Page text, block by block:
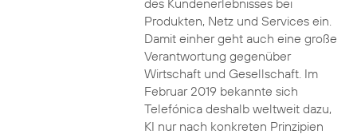
des Kundenerlebnisses bei
Produkten, Netz und Services ein.
Damit einher geht auch eine große
Verantwortung gegenüber
Wirtschaft und Gesellschaft. Im
Februar 2019 bekannte sich
Telefónica deshalb weltweit dazu,
KI nur nach konkreten Prinzipien